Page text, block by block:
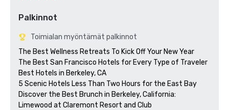
Palkinnot
Toimialan myöntämät palkinnot
The Best Wellness Retreats To Kick Off Your New Year
The Best San Francisco Hotels for Every Type of Traveler
Best Hotels in Berkeley, CA
5 Scenic Hotels Less Than Two Hours for the East Bay
Discover the Best Brunch in Berkeley, California:
Limewood at Claremont Resort and Club